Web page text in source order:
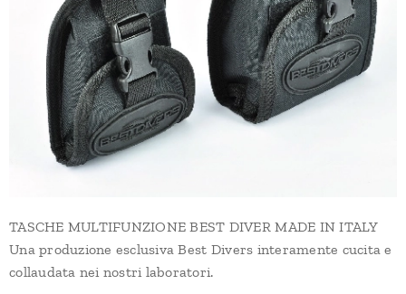
TASCHE MULTIFUNZIONE BEST DIVER MADE IN ITALY
Una produzione esclusiva Best Divers interamente cucita e
collaudata nei nostri laboratori.